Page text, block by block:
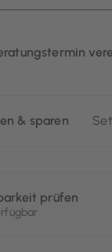
& sparen
prüfen